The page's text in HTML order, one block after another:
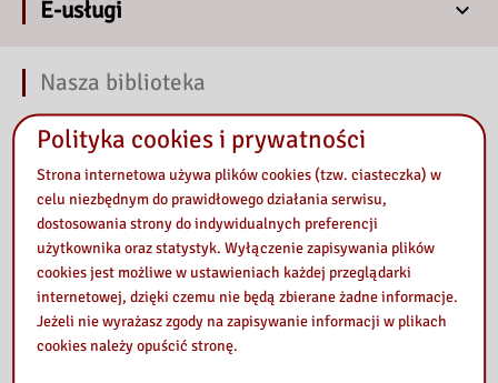
E-usługi
Nasza biblioteka
Polityka cookies i prywatności
Strona internetowa używa plików cookies (tzw. ciasteczka) w
celu niezbędnym do prawidłowego działania serwisu,
dostosowania strony do indywidualnych preferencji
użytkownika oraz statystyk. Wyłączenie zapisywania plików
cookies jest możliwe w ustawieniach każdej przeglądarki
internetowej, dzięki czemu nie będą zbierane żadne informacje.
Jeżeli nie wyrażasz zgody na zapisywanie informacji w plikach
cookies należy opuścić stronę.